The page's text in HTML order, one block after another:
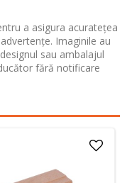
a asigura acuratețea
Imaginile au
sau ambalajul
fără notificare